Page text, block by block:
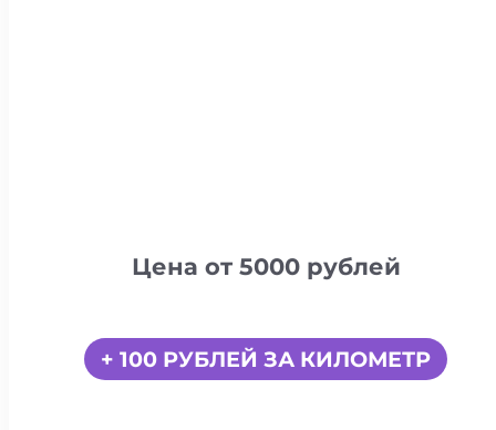
Цена от 5000 рублей
+ 100 РУБЛЕЙ ЗА КИЛОМЕТР